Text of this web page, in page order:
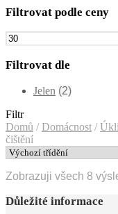
Filtrovat podle ceny
Minimální
cena
Filtrovat dle
Jelen (2)
Filtr
Domů / Domácnost /
čištění
Zobrazuji všech 8
Důležité informace